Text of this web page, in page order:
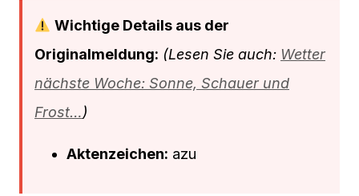
Wichtige Details aus der
Originalmeldung: (Lesen Sie auch: Wetter
nächste Woche: Sonne, Schauer und
Frost…)
Aktenzeichen: azu